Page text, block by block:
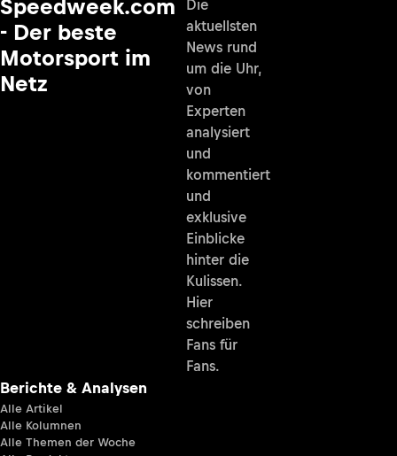
Speedweek.com
- Der beste
Motorsport im
Netz
Die
aktuellsten
News rund
um die Uhr,
von
Experten
analysiert
und
kommentiert
und
exklusive
Einblicke
hinter die
Kulissen.
Hier
schreiben
Fans für
Fans.
Berichte & Analysen
Alle Artikel
Alle Kolumnen
Alle Themen der Woche